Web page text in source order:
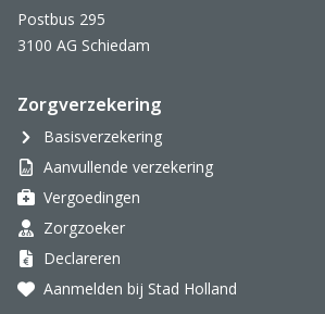
Postbus 295
3100 AG Schiedam
Zorgverzekering
Basisverzekering
Aanvullende verzekering
Vergoedingen
Zorgzoeker
Declareren
Aanmelden bij Stad Holland